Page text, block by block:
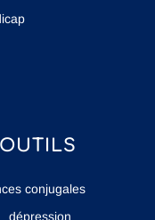
conjugales
dépression